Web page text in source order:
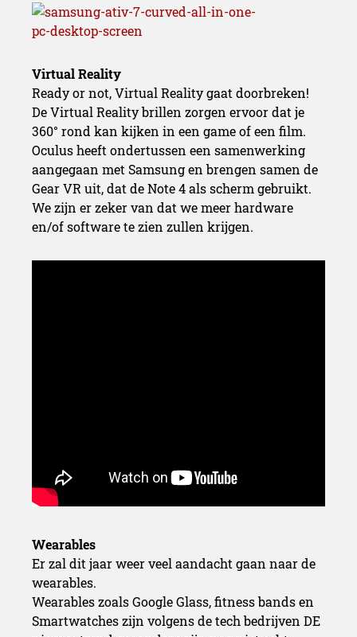
Virtual Reality
Ready or not, Virtual Reality gaat doorbreken!
De Virtual Reality brillen zorgen ervoor dat je
360° rond kan kijken in een game of een film.
Oculus heeft ondertussen een samenwerking
aangegaan met Samsung en brengen samen de
Gear VR uit, dat de Note 4 als scherm gebruikt.
We zijn er zeker van dat we meer hardware
en/of software te zien zullen krijgen.
Wearables
Er zal dit jaar weer veel aandacht gaan naar de
wearables.
Wearables zoals Google Glass, fitness bands en
Smartwatches zijn volgens de tech bedrijven DE